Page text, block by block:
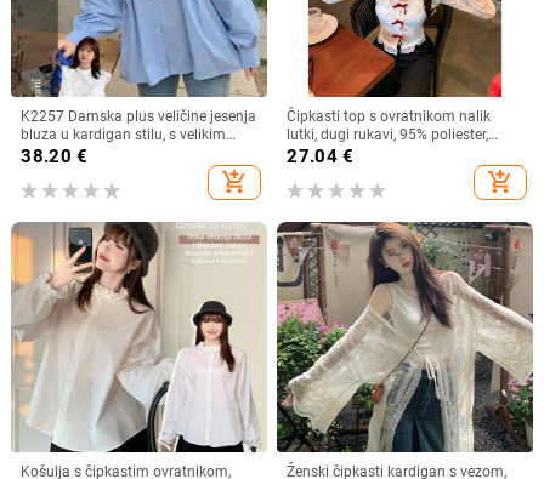
K2257 Damska plus veličine jesenja
bluza u kardigan stilu, s velikim
ovratnikom, dvostrukim slojem i
čipkastim rubom, sladak izgled
38.20 €
add_shopping_cart
Čipkasti top s ovratnikom nalik
lutki, dugi rukavi, 95% poliester,
kardigan stil, gradski stil
27.04€
add_shopping_cart
Košulja s čipkastim ovratnikom, Ženski čipkasti kardigan s vezom,